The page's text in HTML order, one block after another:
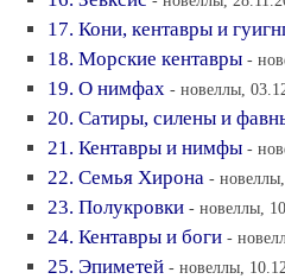
17. Кони, кентавры и
18. Морские кентавры -
19. О нимфах - новеллы,
20. Сатиры, силены и
21. Кентавры и нимфы -
22. Семья Хирона -
23. Полукровки - новеллы,
24. Кентавры и боги -
25. Эпиметей - новеллы,